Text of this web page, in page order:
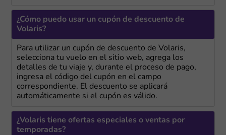
¿Cómo puedo usar un cupón de descuento de
Volaris?
Para utilizar un cupón de descuento de Volaris,
selecciona tu vuelo en el sitio web, agrega los
detalles de tu viaje y, durante el proceso de pago,
ingresa el código del cupón en el campo
correspondiente. El descuento se aplicará
automáticamente si el cupón es válido.
¿Volaris tiene ofertas especiales o ventas por
temporadas?